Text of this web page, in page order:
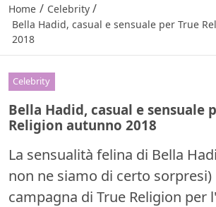
Home / Celebrity /
Bella Hadid, casual e sensuale per True
2018
Celebrity
Bella Hadid, casual e sensuale
Religion autunno 2018
La sensualità felina di Bella
non ne siamo di certo sorpresi)
campagna di True Religion per